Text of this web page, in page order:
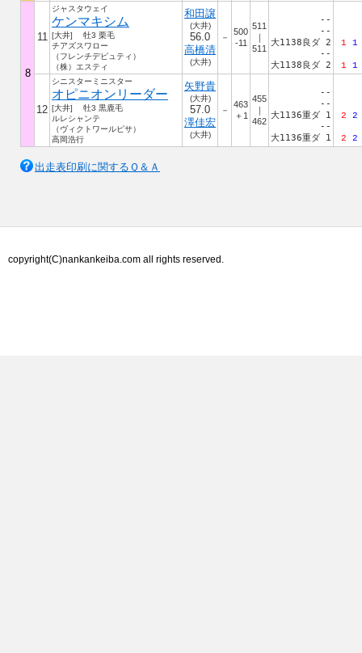
8
11
ジャスタウェイ
ケンマキシム
[大井] 牡3 栗毛
チアズスワロー
（フレンチデピュティ）
（株）エスティ
和田譲
(大井)
56.0
高橋清
(大井)
－
500
-11
511
｜
511
--
--
大1138良ダ 2
--
大1138良ダ 2
1 1
1 1
12
シニスターミニスター
オピニオンリーダー
[大井] 牡3 黒鹿毛
ルレシャンテ
（ヴィクトワールピサ）
高岡浩行
矢野貴
(大井)
57.0
澤佳宏
(大井)
－
463
＋1
455
｜
462
--
--
大1136重ダ 1
--
大1136重ダ 1
2 2
2 2
出走表印刷に関するＱ＆Ａ
copyright(C)nankankeiba.com all rights reserved.